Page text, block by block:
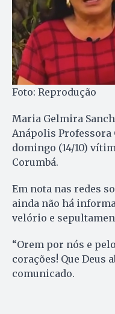
Foto: Reprodução
Maria Gelmira
Anápolis
domingo (14/10)
Corumbá.
Em nota nas redes
ainda não há
velório e
“Orem por nós e
corações! Que Deus
comunicado.